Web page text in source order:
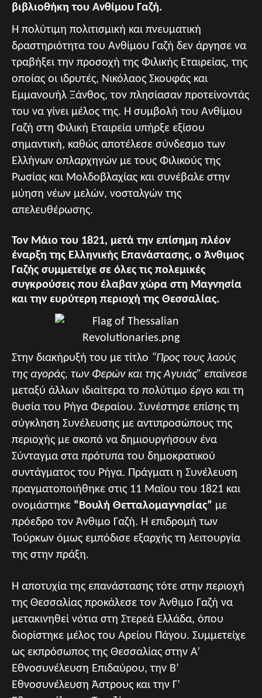
βιβλιοθήκη του Ανθίμου Γαζή.
Η πολύτιμη πολιτισμική και πνευματική
δραστηριότητα του Ανθίμου Γαζή δεν άργησε να
τραβήξει την προσοχή της Φιλικής Εταιρείας, της
οποίας οι ιδρυτές, Νικόλαος Σκουφάς και
Εμμανουήλ Ξάνθος, τον πλησίασαν προτείνοντάς
του να γίνει μέλος της. Η συμβολή του Ανθίμου
Γαζή στη Φιλική Εταιρεία υπήρξε εξίσου
σημαντική, καθώς αποτέλεσε σύνδεσμο των
Ελλήνων οπλαρχηγών με τους Φιλικούς της
Ρωσίας και Μολδοβλαχίας και συνέβαλε στην
μύηση νέων μελών, νοσταλγών της
απελευθέρωσης.
Τον Μάιο του 1821, μετά την επίσημη πλέον
έναρξη της Ελληνικής Επανάστασης, ο Άνθιμος
Γαζής συμμετείχε σε όλες τις πολεμικές
συγκρούσεις που έλαβαν χώρα στη Μαγνησία
και την ευρύτερη περιοχή της Θεσσαλίας.
Στην διακήρυξή του με τίτλο “Προς τους λαούς
της αγοράς, των Φερών και της Αγυιάς” επαίνεσε
μεταξύ άλλων ιδιαίτερα το πολύτιμο έργο και τη
θυσία του Ρήγα Φεραίου. Συνέστησε επίσης τη
σύγκληση Συνέλευσης με αντιπροσώπους της
περιοχής με σκοπό να δημιουργήσουν ένα
Σύνταγμα στα πρότυπα του δημοκρατικού
συντάγματος του Ρήγα. Πράγματι η Συνέλευση
πραγματοποιήθηκε στις 11 Μαϊου του 1821 και
ονομάστηκε “Βουλή Θετταλομαγνησίας” με
πρόεδρο τον Άνθιμο Γαζή. Η επιδρομή των
Τούρκων όμως εμπόδισε εξαρχής τη λειτουργία
της στην πράξη.
Η αποτυχία της επανάστασης τότε στην περιοχή
της Θεσσαλίας προκάλεσε τον Άνθιμο Γαζή να
μετακινηθεί νότια στη Στερεά Ελλάδα, όπου
διορίστηκε μέλος του Αρείου Πάγου. Συμμετείχε
ως εκπρόσωπος της Θεσσαλίας στην Α’
Εθνοσυνέλευση Επιδαύρου, την Β’
Εθνοσυνέλευση Άστρους και την Γ’